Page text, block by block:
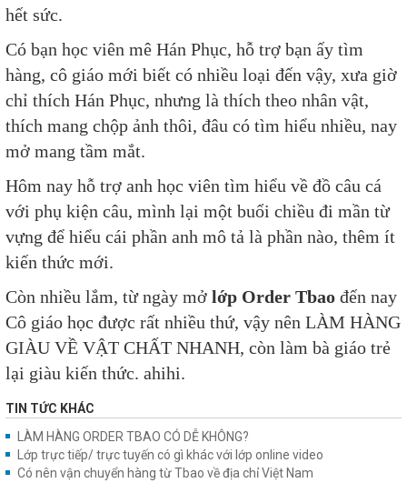
hết sức.
Có bạn học viên mê Hán Phục, hỗ trợ bạn ấy tìm
hàng, cô giáo mới biết có nhiều loại đến vậy, xưa giờ
chỉ thích Hán Phục, nhưng là thích theo nhân vật,
thích mang chộp ảnh thôi, đâu có tìm hiểu nhiều, nay
mở mang tầm mắt.
Hôm nay hỗ trợ anh học viên tìm hiểu về đồ câu cá
với phụ kiện câu, mình lại một buổi chiều đi mần từ
vựng để hiểu cái phần anh mô tả là phần nào, thêm ít
kiến thức mới.
Còn nhiều lắm, từ ngày mở lớp Order Tbao đến nay
Cô giáo học được rất nhiều thứ, vậy nên LÀM HÀNG
GIÀU VỀ VẬT CHẤT NHANH, còn làm bà giáo trẻ
lại giàu kiến thức. ahihi.
TIN TỨC KHÁC
LÀM HÀNG ORDER TBAO CÓ DỄ KHÔNG?
Lớp trực tiếp/ trực tuyến có gì khác với lớp online video
Có nên vận chuyển hàng từ Tbao về địa chỉ Việt Nam